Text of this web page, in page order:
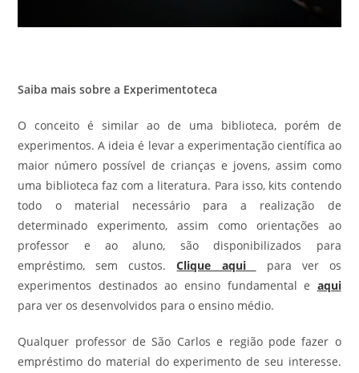
Saiba mais sobre a Experimentoteca
O conceito é similar ao de uma biblioteca, porém de
experimentos.A ideia é levar a experimentação científica ao
maior número possível de crianças e jovens, assim como
uma biblioteca faz com a literatura. Para isso, kits contendo
todo o material necessário para a realização de
determinado experimento, assim como orientações ao
professor e ao aluno, são disponibilizados para
empréstimo, sem custos.Clique aqui
para ver os
experimentos destinados ao ensino fundamental e aqui
para ver os desenvolvidos para o ensino médio.
Qualquer professor de São Carlos e região pode fazer o
empréstimo do material do experimento de seu interesse.